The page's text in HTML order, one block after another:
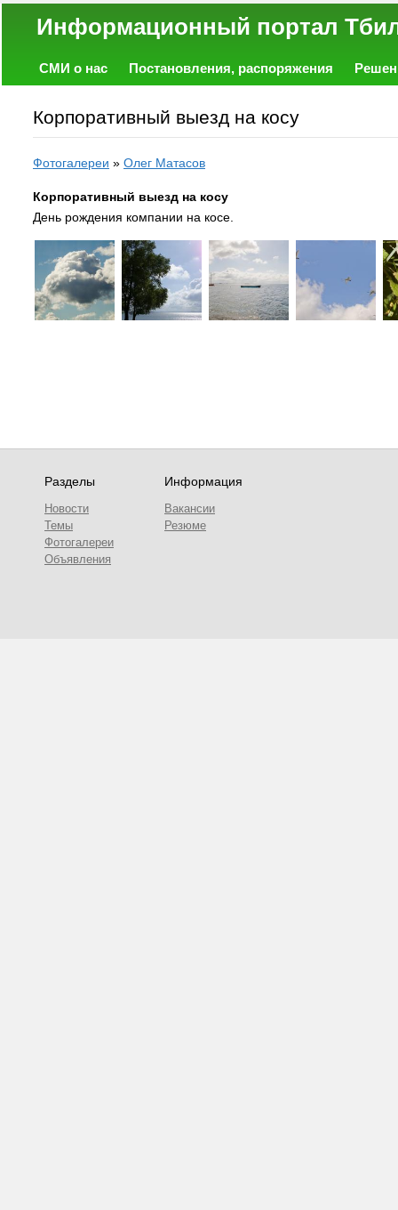
Информационный
СМИ о нас Постановления, распоряжения
Корпоративный выезд на косу
Фотогалереи » Олег Матасов
Корпоративный выезд на косу
День рождения компании на косе.
Разделы
Новости
Темы
Фотогалереи
Объявления
Информация
Вакансии
Резюме